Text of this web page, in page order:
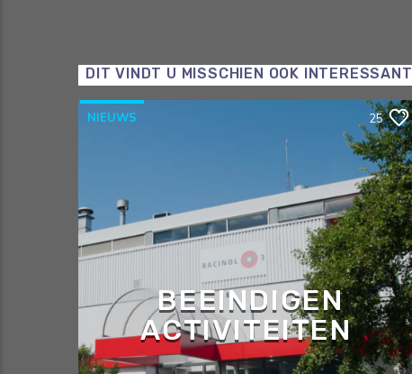
DIT VINDT U MISSCHIEN OOK INTERESSANT
NIEUWS 25
BEEINDIGEN
ACTIVITEITEN